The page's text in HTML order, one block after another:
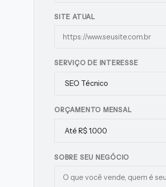
SITE ATUAL
SERVIÇO DE INTERESSE
ORÇAMENTO MENSAL
SOBRE SEU NEGÓCIO